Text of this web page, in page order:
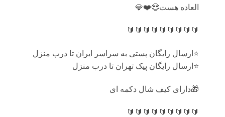
العاده هست😍❤️💎
🔰🔰🔰🔰🔰🔰🔰🔰🔰
⭐️ارسال رایگان پستی به سراسر ایران تا درب منزل
⭐️ارسال رایگان پیک تهران تا درب منزل
🎁دارای کیف شال دکمه ای
🔰🔰🔰🔰🔰🔰🔰🔰🔰